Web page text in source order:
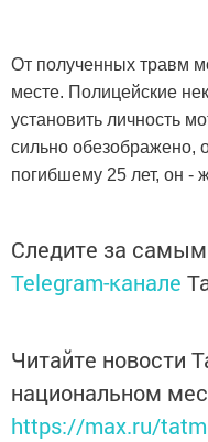
От полученных травм
месте. Полицейские
установить личность
сильно обезображено,
погибшему 25 лет, он -
Следите за
Telegram-канале
Читайте новости
национальном
https://max.ru/